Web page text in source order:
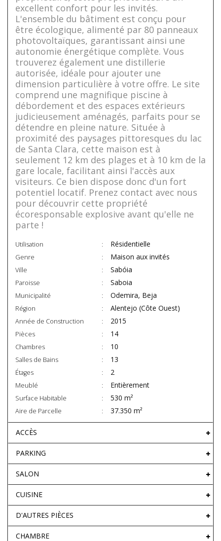
excellent confort pour les invités.
L'ensemble du bâtiment est conçu pour
être écologique, alimenté par 80 panneaux
photovoltaïques, garantissant ainsi une
autonomie énergétique complète. Vous
trouverez également une distillerie
autorisée, idéale pour ajouter une
dimension particulière à votre offre. Le site
comprend une magnifique piscine à
débordement et des espaces extérieurs
judicieusement aménagés, parfaits pour se
détendre en pleine nature. Située à
proximité des paysages pittoresques du lac
de Santa Clara, cette maison est à
seulement 12 km des plages et à 10 km de la
gare locale, facilitant ainsi l'accès aux
visiteurs. Ce bien dispose donc d'un fort
potentiel locatif. Prenez contact avec nous
pour découvrir cette propriété
écoresponsable explosive avant qu'elle ne
parte !
Utilisation Résidentielle
Genre Maison aux invités
Ville Sabóia
Paroisse Saboia
Municipalité Odemira, Beja
Région Alentejo (Côte Ouest)
Année de Construction 2015
Pièces 14
Chambres 10
Salles de Bains 13
Étages 2
Meublé Entièrement
Surface Habitable 530 m²
Aire de Parcelle 37.350 m²
ACCÈS
PARKING
SALON
CUISINE
D'AUTRES PIÈCES
CHAMBRE